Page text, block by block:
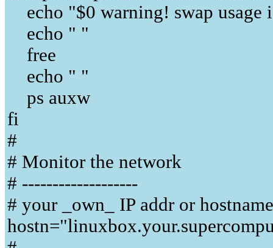
echo "$0 warning! swap usage
echo " "
free
echo " "
ps auxw
fi
#
# Monitor the network
# -------------------
# your _own_ IP addr or